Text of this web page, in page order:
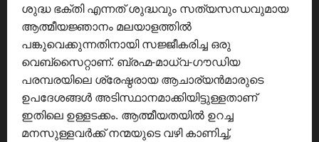
ശുദ്ധ ഭക്തി എന്നത് ശുദ്ധവും സത്യസന്ധവുമായ
ആത്മീയജ്ഞാനം മലയാളത്തിൽ
പങ്കുവെക്കുന്നതിനായി സജ്ജീകരിച്ച ഒരു
വെബ്സൈറ്റാണ്. ബ്രഹ്മ-മാധ്വ-ഗൗഡിയ
പരമ്പരയിലെ ശ്രേഷ്ഠരായ ആചാര്യൻമാരുടെ
ഉപദേശങ്ങൾ അടിസ്ഥാനമാക്കിയിട്ടുള്ളതാണ്
ഇതിലെ ഉള്ളടക്കം. ആത്മീയതയിൽ ഉറച്ച
മനസുള്ളവർക്ക് നന്മയുടെ വഴി കാണിച്ച്,